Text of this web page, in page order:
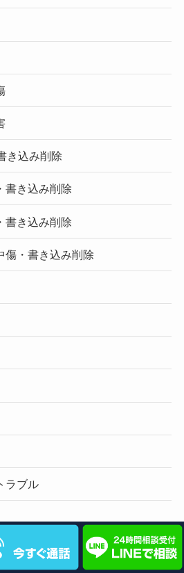
き込み削除
書き込み削除
書き込み削除
傷・書き込み削除
ラブル